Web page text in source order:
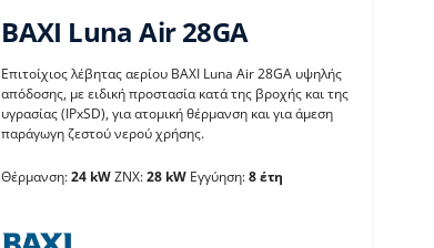
BAXI Luna Air 28GA
Λέβητες με άμεση παραγωγή ΖΝX
BAXI Luna Air 28GA
Επιτοίχιος λέβητας αερίου BAXI Luna Air 28GA υψηλής
απόδοσης, με ειδική προστασία κατά της βροχής και της
υγρασίας (IPxSD), για ατομική θέρμανση και για άμεση
παράγωγη ζεστού νερού χρήσης.
Θέρμανση:24 kWΖΝΧ:28 kW Εγγύηση:8 έτη